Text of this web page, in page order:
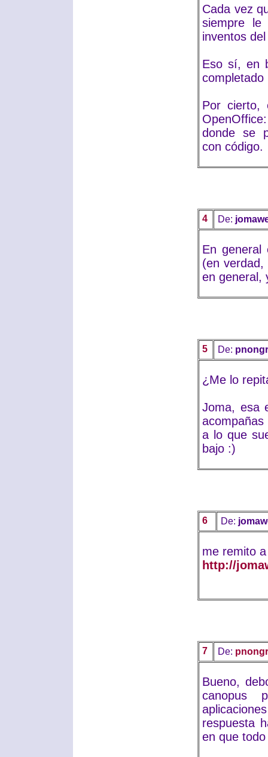
Cada vez
siempre le
inventos
Eso sí, en
Por cierto,
donde se
con código.
4 De:
En
(en
en general,
5 De:
¿Me lo
Joma, esa
acompañas
a lo que
bajo :)
6 De:
me remito
http://
7 De:
Bueno,
canopus
respuesta
en que